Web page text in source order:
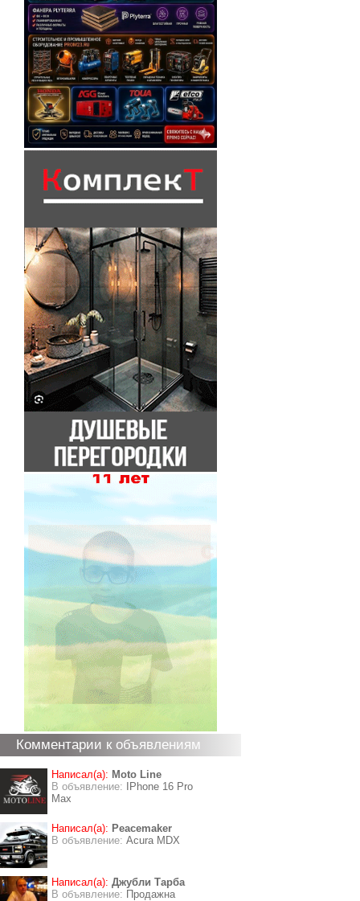
Комментарии к объявлениям
Написал(а): Moto Line
В объявление:
IPhone 16 Pro
Max
Написал(а): Peacemaker
В объявление: Acura MDX
Написал(а): Джубли Тарба
В объявление: Продажна